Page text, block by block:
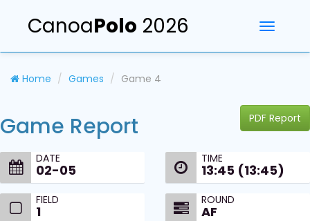
Toggle
CanoaPolo 2026
Home Games Game 4
PDF Report
Game Report
DATE
02-05
TIME
13:45 (13:45)
FIELD
1
ROUND
AF